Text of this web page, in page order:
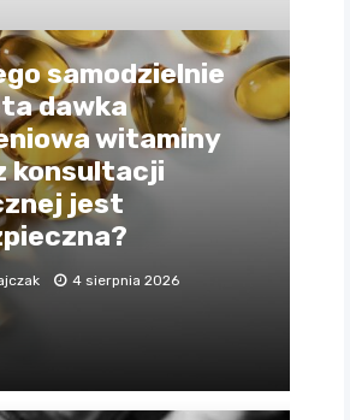
samodzielnie
dawka
witaminy
konsultacji
jest
4 sierpnia 2026